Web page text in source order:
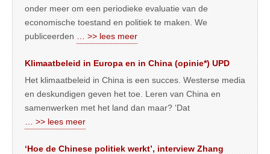
onder meer om een periodieke evaluatie van de
economische toestand en politiek te maken. We
publiceerden
… >> lees meer
Klimaatbeleid in Europa en in China (opinie*) UPD
Het klimaatbeleid in China is een succes. Westerse media
en deskundigen geven het toe. Leren van China en
samenwerken met het land dan maar? ‘Dat
… >> lees meer
‘Hoe de Chinese politiek werkt’, interview Zhang